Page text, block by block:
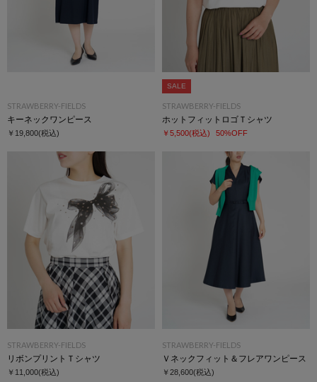
STRAWBERRY-FIELDS
キーネックワンピース
￥19,800(税込)
SALE
STRAWBERRY-FIELDS
ホットフィットロゴＴシャツ
￥5,500(税込) 50%OFF
STRAWBERRY-FIELDS
リボンプリントＴシャツ
￥11,000(税込)
STRAWBERRY-FIELDS
Ｖネックフィット＆フレアワンピース
￥28,600(税込)